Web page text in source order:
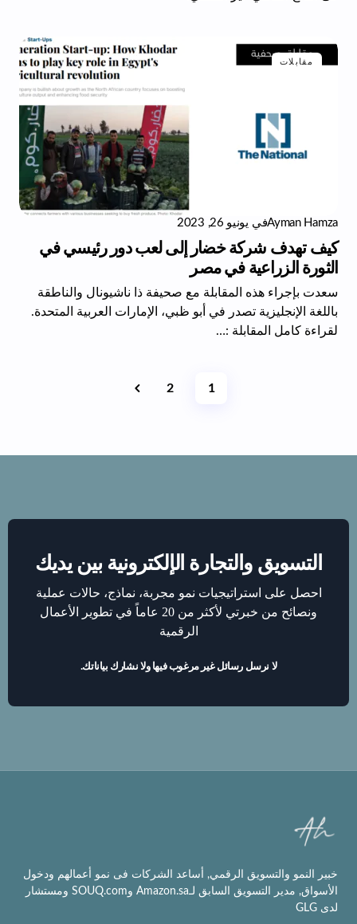
مقابلات
Ayman Hamzaفي يونيو 26, 2023
كيف تهدف شركة خضار إلى لعب دور رئيسي في
الثورة الزراعية في مصر
سعدت بإجراء هذه المقابلة مع صحيفة ذا ناشيونال والناطقة
باللغة الإنجليزية تصدر في أبو ظبي، الإمارات العربية المتحدة.
لقراءة كامل المقابلة :…
1
2
التسويق والتجارة الإلكترونية بين يديك
احصل على استراتيجيات نمو مجربة، نماذج، حالات عملية
ونصائح من خبرتي لأكثر من 20 عاماً في تطوير الأعمال
الرقمية
لا نرسل رسائل غير مرغوب فيها ولا نشارك بياناتك.
خبير النمو والتسويق الرقمي, أساعد الشركات فى نمو أعمالهم ودخول
الأسواق, مدير التسويق السابق لـAmazon.sa وSOUQ.com ومستشار
لدى GLG